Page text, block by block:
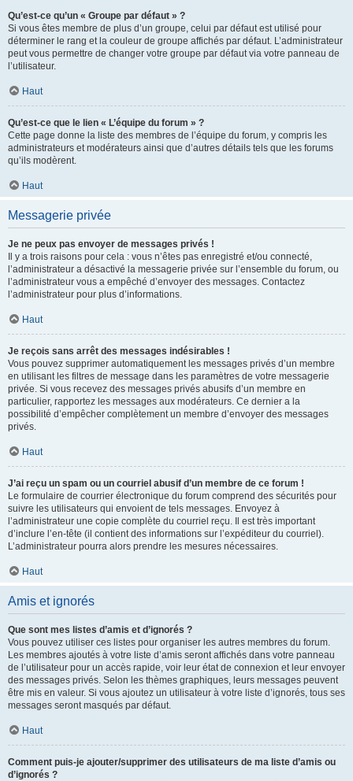
Qu’est-ce qu’un « Groupe par défaut » ?
Si vous êtes membre de plus d’un groupe, celui par défaut est utilisé pour
déterminer le rang et la couleur de groupe affichés par défaut. L’administrateur
peut vous permettre de changer votre groupe par défaut via votre panneau de
l’utilisateur.
Haut
Qu’est-ce que le lien « L’équipe du forum » ?
Cette page donne la liste des membres de l’équipe du forum, y compris les
administrateurs et modérateurs ainsi que d’autres détails tels que les forums
qu’ils modèrent.
Haut
Messagerie privée
Je ne peux pas envoyer de messages privés !
Il y a trois raisons pour cela : vous n’êtes pas enregistré et/ou connecté,
l’administrateur a désactivé la messagerie privée sur l’ensemble du forum, ou
l’administrateur vous a empêché d’envoyer des messages. Contactez
l’administrateur pour plus d’informations.
Haut
Je reçois sans arrêt des messages indésirables !
Vous pouvez supprimer automatiquement les messages privés d’un membre
en utilisant les filtres de message dans les paramètres de votre messagerie
privée. Si vous recevez des messages privés abusifs d’un membre en
particulier, rapportez les messages aux modérateurs. Ce dernier a la
possibilité d’empêcher complètement un membre d’envoyer des messages
privés.
Haut
J’ai reçu un spam ou un courriel abusif d’un membre de ce forum !
Le formulaire de courrier électronique du forum comprend des sécurités pour
suivre les utilisateurs qui envoient de tels messages. Envoyez à
l’administrateur une copie complète du courriel reçu. Il est très important
d’inclure l’en-tête (il contient des informations sur l’expéditeur du courriel).
L’administrateur pourra alors prendre les mesures nécessaires.
Haut
Amis et ignorés
Que sont mes listes d’amis et d’ignorés ?
Vous pouvez utiliser ces listes pour organiser les autres membres du forum.
Les membres ajoutés à votre liste d’amis seront affichés dans votre panneau
de l’utilisateur pour un accès rapide, voir leur état de connexion et leur envoyer
des messages privés. Selon les thèmes graphiques, leurs messages peuvent
être mis en valeur. Si vous ajoutez un utilisateur à votre liste d’ignorés, tous ses
messages seront masqués par défaut.
Haut
Comment puis-je ajouter/supprimer des utilisateurs de ma liste d’amis ou
d’ignorés ?